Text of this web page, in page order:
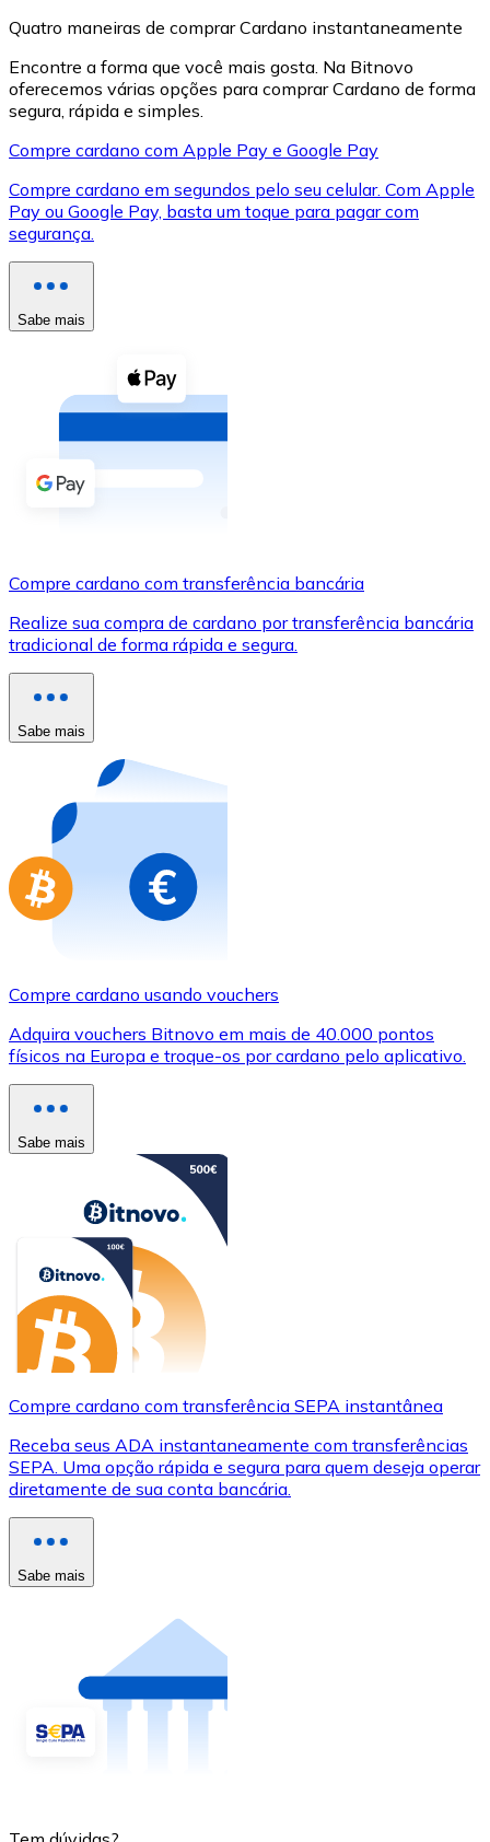
XRP
XRP
Ver tudo
Cupons cripto
Compre criptomoedas com dinheiro e outros
Comprar com dinheiro
Transferência SEPA
Use cartões Visa e Mastercard para comprar
Comprar com cartão
Compre cartões-presente das suas marcas favoritas
Ir para a loja de cartões-presente
Quatro maneiras de comprar Cardano instantaneamente
Encontre a forma que você mais gosta. Na Bitnovo
oferecemos várias opções para comprar Cardano de forma
segura, rápida e simples.
Compre cardano com Apple Pay e Google Pay
Compre cardano em segundos pelo seu celular. Com Apple
Pay ou Google Pay, basta um toque para pagar com
segurança.
Sabe mais
Compre cardano com transferência bancária
Realize sua compra de cardano por transferência bancária
tradicional de forma rápida e segura.
Sabe mais
Compre cardano usando vouchers
Adquira vouchers Bitnovo em mais de 40.000 pontos
físicos na Europa e troque-os por cardano pelo aplicativo.
Sabe mais
Compre cardano com transferência SEPA instantânea
Receba seus ADA instantaneamente com transferências
SEPA. Uma opção rápida e segura para quem deseja operar
diretamente de sua conta bancária.
Sabe mais